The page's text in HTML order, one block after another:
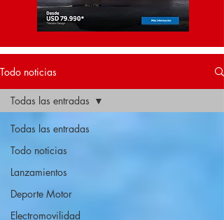
Todo noticias
Todas las entradas
Todo noticias
Lanzamientos
Deporte Motor
Electromovilidad
Todas las entradas